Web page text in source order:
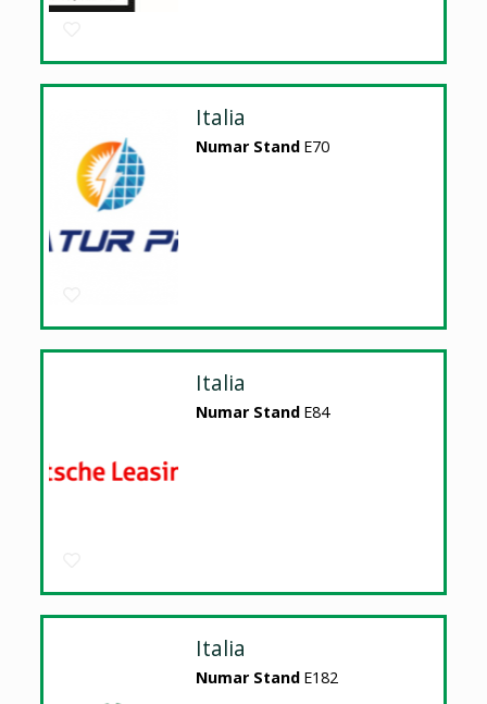
Italia
Numar Stand E70
Italia
Numar Stand E84
Italia
Numar Stand E182